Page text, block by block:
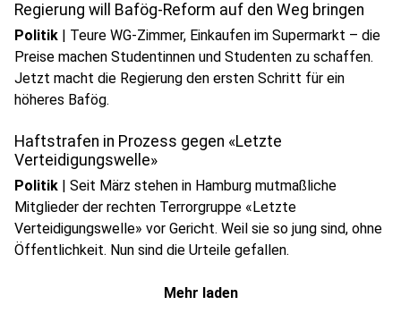
Regierung will Bafög-Reform auf den Weg bringen
Politik | Teure WG-Zimmer, Einkaufen im Supermarkt – die
Preise machen Studentinnen und Studenten zu schaffen.
Jetzt macht die Regierung den ersten Schritt für ein
höheres Bafög.
Haftstrafen in Prozess gegen «Letzte
Verteidigungswelle»
Politik | Seit März stehen in Hamburg mutmaßliche
Mitglieder der rechten Terrorgruppe «Letzte
Verteidigungswelle» vor Gericht. Weil sie so jung sind, ohne
Öffentlichkeit. Nun sind die Urteile gefallen.
Mehr laden